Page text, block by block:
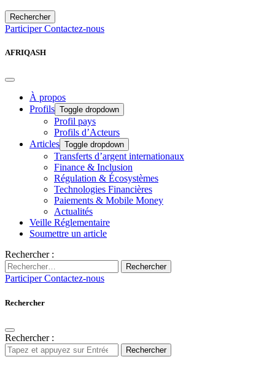
Rechercher
ParticiperContactez-nous
AFRIQASH
À propos
Profils Toggle dropdown
Profil pays
Profils d’Acteurs
Articles Toggle dropdown
Transferts d’argent internationaux
Finance & Inclusion
Régulation & Écosystèmes
Technologies Financières
Paiements & Mobile Money
Actualités
Veille Réglementaire
Soumettre un article
Rechercher :
Rechercher
ParticiperContactez-nous
Rechercher
Rechercher :
Rechercher